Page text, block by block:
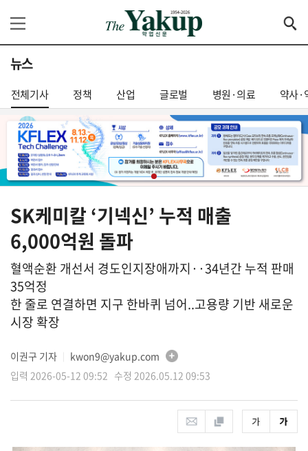
뉴스
전체기사 정책 산업 글로벌 병원·의료 약사·
SK케미칼 ‘기넥신’ 누적 매출
6,000억원 돌파
혈액순환 개선서 경도인지장애까지··34년간 누적 판매
35억정
한 줄로 연결하면 지구 한바퀴 넘어..고용량 기반 새로운
시장 확장
이권구 기자
kwon9@yakup.com
입력 2026-05-12 09:52 수정 2026.05.12 09:53